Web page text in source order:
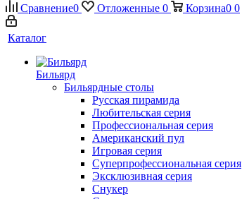
Сравнение0 Отложенные 0 Корзина0 0
Каталог
Бильярд
Бильярдные столы
Русская пирамида
Любительская серия
Профессиональная серия
Американский пул
Игровая серия
Суперпрофессиональная серия
Эксклюзивная серия
Снукер